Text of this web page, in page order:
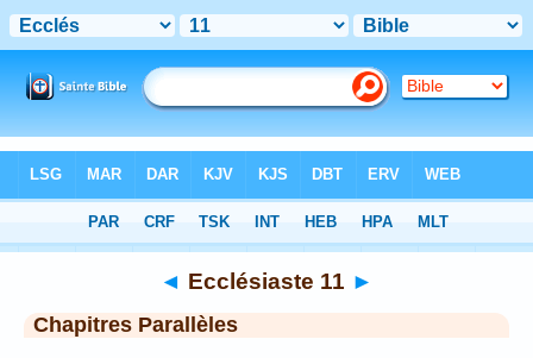
◄ Ecclésiaste 11 ►
Chapitres Parallèles